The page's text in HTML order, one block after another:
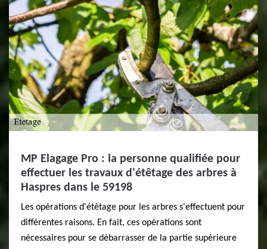
MP Elagage Pro : la personne qualifiée pour
effectuer les travaux d'étêtage des arbres à
Haspres dans le 59198
Les opérations d'étêtage pour les arbres s'effectuent pour
différentes raisons. En fait, ces opérations sont
nécessaires pour se débarrasser de la partie supérieure